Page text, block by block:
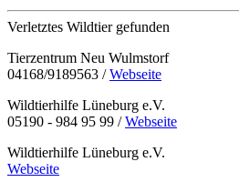
Verletztes Wildtier gefunden
Tierzentrum Neu Wulmstorf
04168/9189563 /Webseite
Wildtierhilfe Lüneburg e.V.
05190 - 984 95 99 /Webseite
Wildtierhilfe Lüneburg e.V.
Webseite